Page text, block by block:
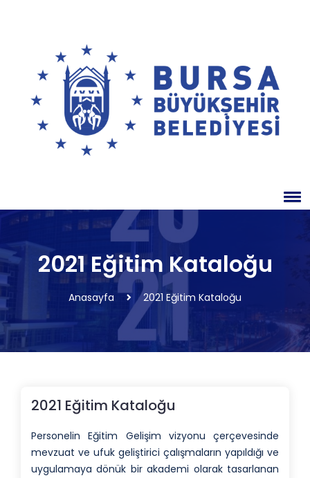
2021 Eğitim Kataloğu
Anasayfa 2021 Eğitim Kataloğu
2021 Eğitim Kataloğu
Personelin Eğitim Gelişim vizyonu çerçevesinde
mevzuat ve ufuk geliştirici çalışmaların yapıldığı ve
uygulamaya dönük bir akademi olarak tasarlanan